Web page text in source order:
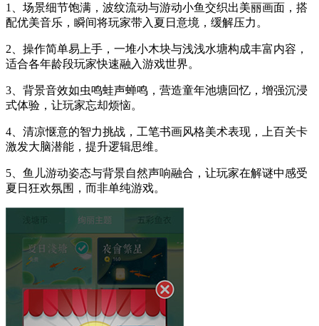
1、场景细节饱满，波纹流动与游动小鱼交织出美丽画面，搭
配优美音乐，瞬间将玩家带入夏日意境，缓解压力。
2、操作简单易上手，一堆小木块与浅浅水塘构成丰富内容，
适合各年龄段玩家快速融入游戏世界。
3、背景音效如虫鸣蛙声蝉鸣，营造童年池塘回忆，增强沉浸
式体验，让玩家忘却烦恼。
4、清凉惬意的智力挑战，工笔书画风格美术表现，上百关卡
激发大脑潜能，提升逻辑思维。
5、鱼儿游动姿态与背景自然声响融合，让玩家在解谜中感受
夏日狂欢氛围，而非单纯游戏。